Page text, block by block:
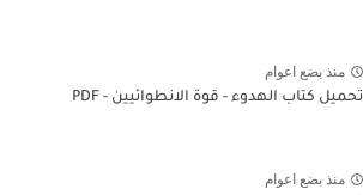
منذ بضع اعوام
تحميل كتاب الهدوء - قوة الانطوائيين - PDF
منذ بضع اعوام